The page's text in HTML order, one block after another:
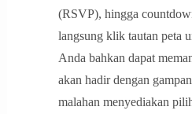
(RSVP), hingga
langsung klik tautan peta
Anda bahkan dapat
akan hadir dengan
malahan menyediakan